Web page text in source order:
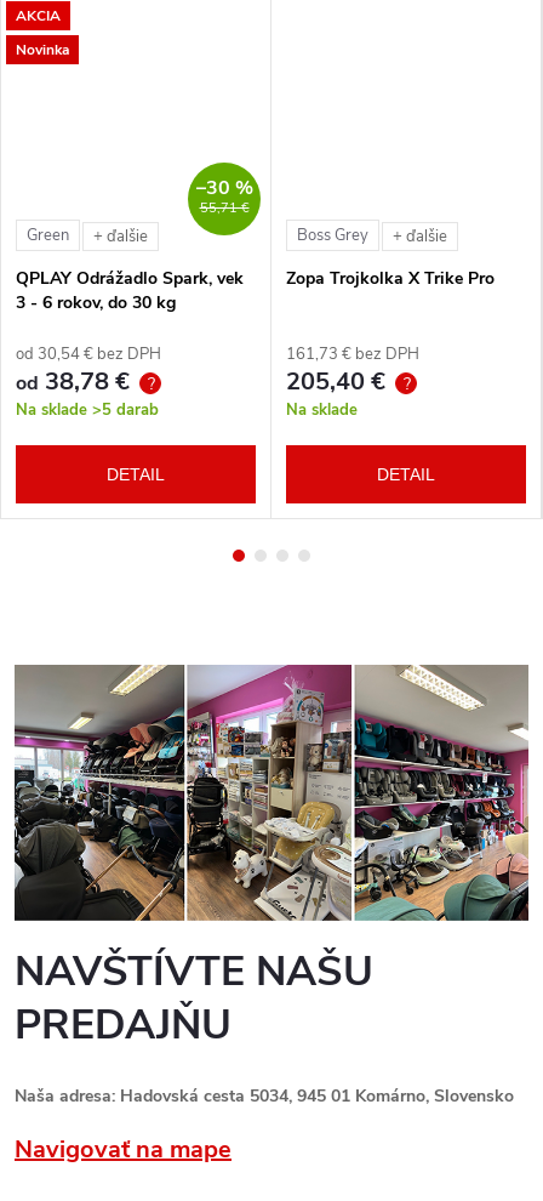
AKCIA
Novinka
55,71 €
–30 %
Green + ďalšie
QPLAY Odrážadlo Spark, vek
3 - 6 rokov, do 30 kg
od 30,54 € bez DPH
od 38,78 € ?
Na sklade >5 darab
DETAIL
Boss Grey + ďalšie
Zopa Trojkolka X Trike Pro
161,73 € bez DPH
205,40 € ?
Na sklade
DETAIL
NAVŠTÍVTE NAŠU
PREDAJŇU
Naša adresa: Hadovská cesta 5034, 945 01 Komárno, Slovensko
Navigovať na mape